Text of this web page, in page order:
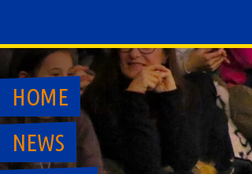
content
HOME
NEWS